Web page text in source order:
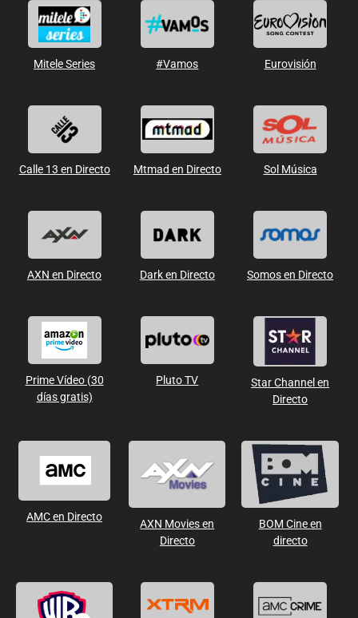
Mitele Series #Vamos Eurovisión
Calle 13 en Directo Mtmad en Directo Sol Música
AXN en Directo Dark en Directo Somos en Directo
Prime Vídeo (30
días gratis)
Pluto TV
Star Channel en
Directo
AMC en Directo
AXN Movies en
Directo
BOM Cine en
directo